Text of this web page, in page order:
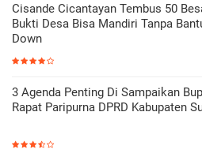
Cisande Cicantayan Tembus 50
Bukti Desa Bisa Mandiri Tanpa
Down
3 Agenda Penting Di Sampaikan
Rapat Paripurna DPRD Kabupaten